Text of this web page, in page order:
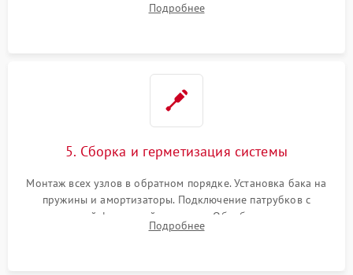
или поврежденной резиновой манжеты.
Подробнее
5. Сборка и герметизация системы
Монтаж всех узлов в обратном порядке. Установка бака на
пружины и амортизаторы. Подключение патрубков с
надежной фиксацией хомутами. Обработка стыков
герметиком для предотвращения возможных протечек воды.
Подробнее